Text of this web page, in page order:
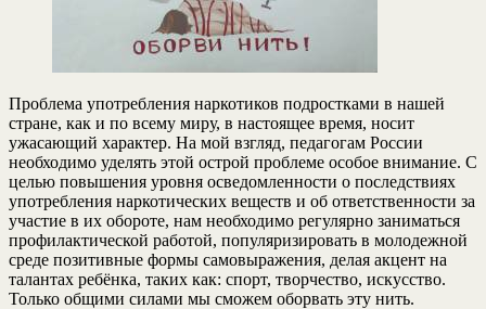
Проблема употребления наркотиков подростками в нашей
стране, как и по всему миру, в настоящее время, носит
ужасающий характер. На мой взгляд, педагогам России
необходимо уделять этой острой проблеме особое внимание. С
целью повышения уровня осведомленности о последствиях
употребления наркотических веществ и об ответственности за
участие в их обороте, нам необходимо регулярно заниматься
профилактической работой, популяризировать в молодежной
среде позитивные формы самовыражения, делая акцент на
талантах ребёнка, таких как: спорт, творчество, искусство.
Только общими силами мы сможем оборвать эту нить.